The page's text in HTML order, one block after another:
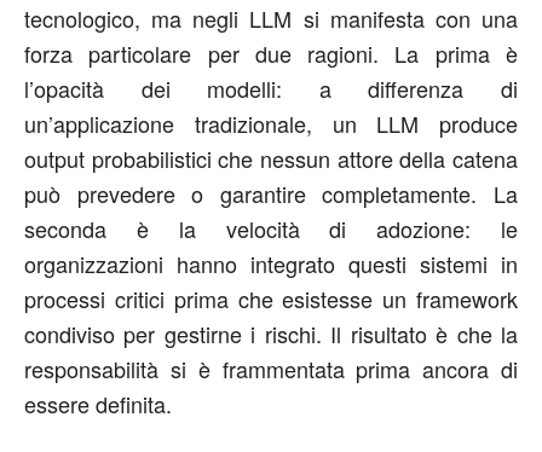
tecnologico, ma negli LLM si manifesta con una
forza particolare per due ragioni. La prima è
l’opacità dei modelli: a differenza di
un’applicazione tradizionale, un LLM produce
output probabilistici che nessun attore della catena
può prevedere o garantire completamente. La
seconda è la velocità di adozione: le
organizzazioni hanno integrato questi sistemi in
processi critici prima che esistesse un framework
condiviso per gestirne i rischi. Il risultato è che la
responsabilità si è frammentata prima ancora di
essere definita.